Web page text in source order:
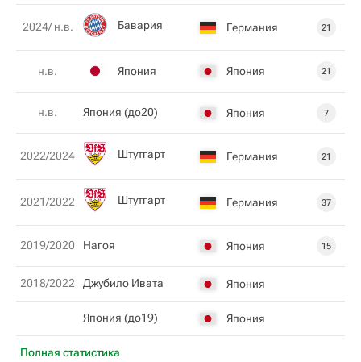
Полная статистика
2024/ н.в. Бавария Германия 21
н.в. Япония Япония 21
н.в. Япония (до20) Япония 7
2022/2024 Штутгарт Германия 21
2021/2022 Штутгарт Германия 37
2019/2020 Нагоя Япония 15
2018/2022 Джубило Ивата Япония
Япония (до19) Япония